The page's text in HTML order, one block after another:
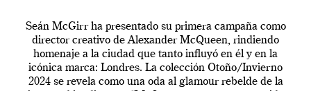
Seán McGirr ha presentado su primera campaña como
director creativo de Alexander McQueen, rindiendo
homenaje a la ciudad que tanto influyó en él y en la
icónica marca: Londres. La colección Otoño/Invierno
2024 se revela como una oda al glamour rebelde de la